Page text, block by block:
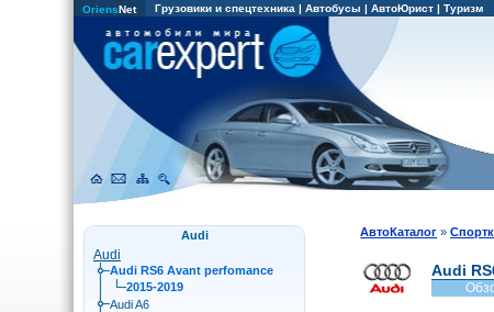
OriensNet Грузовики и спецтехника | Автобусы | АвтоЮрист | Туризм
АвтоКаталог »
Audi
Audi
Audi
Audi RS6 Avant perfomance
2015-2019
Audi A6